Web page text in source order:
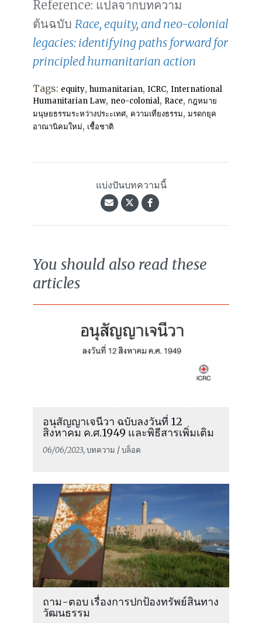
Reference: แปลจากบทความ
ต้นฉบับ Race, equity, and neo-colonial
legacies: identifying paths forward for
principled humanitarian action
Tags: equity, humanitarian, ICRC, International
Humanitarian Law, neo-colonial, Race, กฎหมาย
มนุษยธรรมระหว่างประะเทศ, ความเที่ยงธรรม, มรดกยุค
อาณานิคมใหม่, เชื้อชาติ
แบ่งปันบทความนี้
You should also read these
articles
อนุสัญญาเจนีวา ฉบับลงวันที่ 12
สิงหาคม ค.ศ.1949 และพิธีสารเพิ่มเติม
06/06/2023, บทความ / บล็อค
ถาม-ตอบ เรื่องการปกป้องทรัพย์สินทาง
วัฒนธรรม